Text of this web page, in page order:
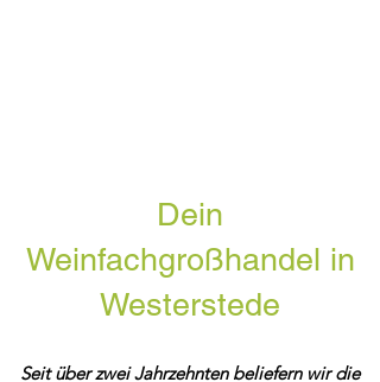
Dein
Weinfachgroßhandel in
Westerstede
Seit über zwei Jahrzehnten beliefern wir die